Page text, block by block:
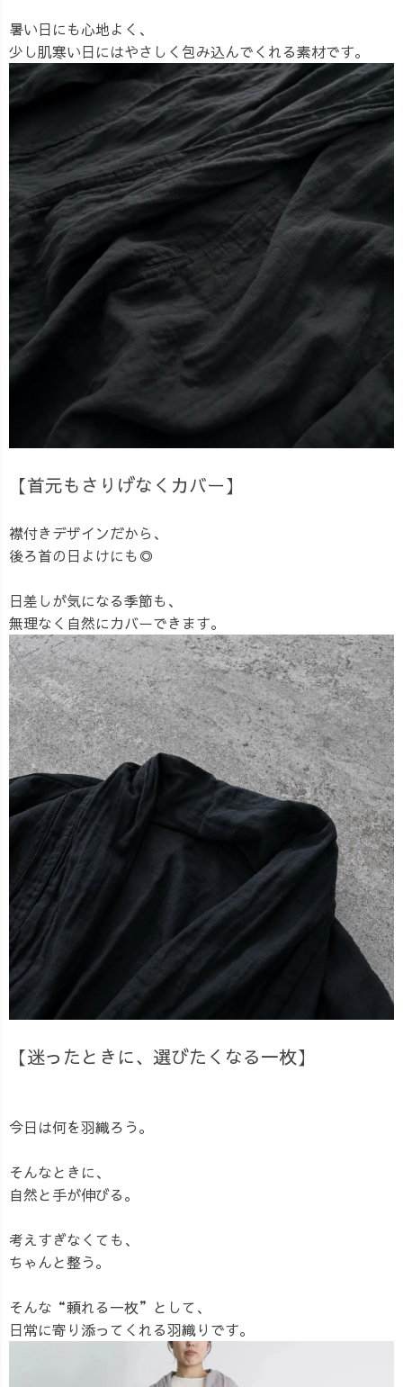
暑い日にも心地よく、
少し肌寒い日にはやさしく包み込んでくれる素材です。
【首元もさりげなくカバー】
襟付きデザインだから、
後ろ首の日よけにも◎
日差しが気になる季節も、
無理なく自然にカバーできます。
【迷ったときに、選びたくなる一枚】
今日は何を羽織ろう。
そんなときに、
自然と手が伸びる。
考えすぎなくても、
ちゃんと整う。
そんな“頼れる一枚”として、
日常に寄り添ってくれる羽織りです。